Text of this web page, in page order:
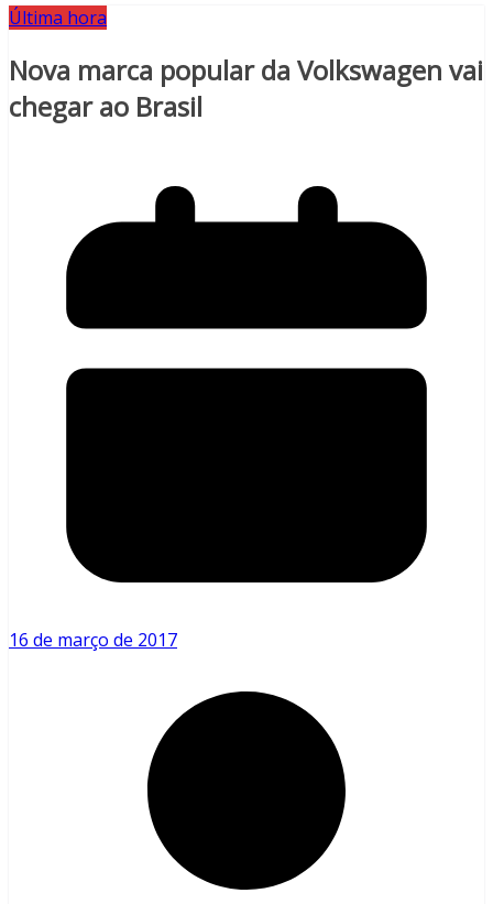
Última hora
Nova marca popular da Volkswagen vai
chegar ao Brasil
16 de março de 2017